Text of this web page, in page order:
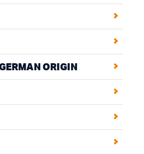
ORIGIN